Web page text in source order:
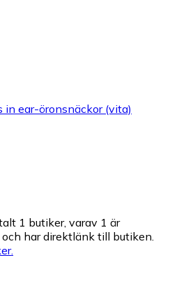
in ear-öronsnäckor (vita)
1 butiker, varav 1 är
har direktlänk till butiken.